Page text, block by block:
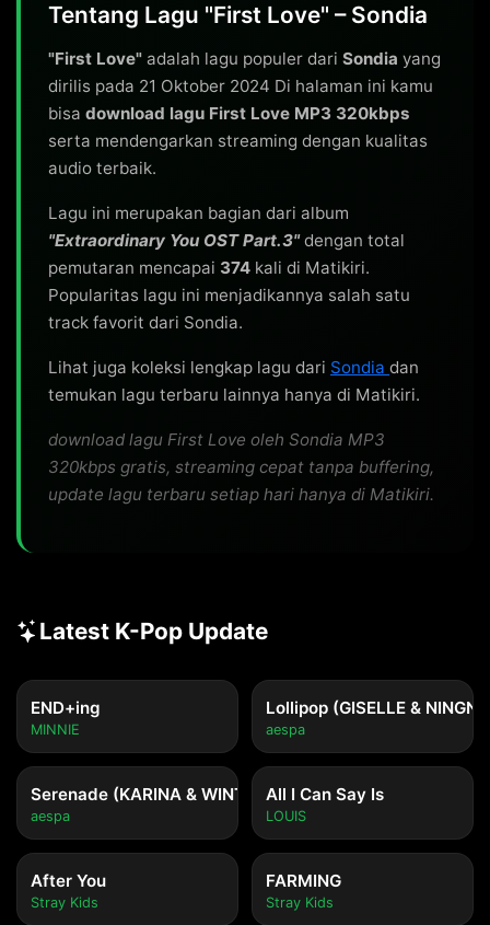
Tentang Lagu "First Love" – Sondia
"First Love" adalah lagu populer dari Sondia yang
dirilis pada 21 Oktober 2024 Di halaman ini kamu
bisa download lagu First Love MP3 320kbps
serta mendengarkan streaming dengan kualitas
audio terbaik.
Lagu ini merupakan bagian dari album
"Extraordinary You OST Part.3"dengan total
pemutaran mencapai 374 kali di Matikiri.
Popularitas lagu ini menjadikannya salah satu
track favorit dari Sondia.
Lihat juga koleksi lengkap lagu dari Sondia dan
temukan lagu terbaru lainnya hanya di Matikiri.
download lagu First Love oleh Sondia MP3
320kbps gratis, streaming cepat tanpa buffering,
update lagu terbaru setiap hari hanya di Matikiri.
Latest K-Pop Update
END+ing
MINNIE
Lollipop (GISELLE &
aespa
Serenade (KARINA & WINTER)
aespa
All I Can Say Is
LOUIS
After You
Stray Kids
FARMING
Stray Kids